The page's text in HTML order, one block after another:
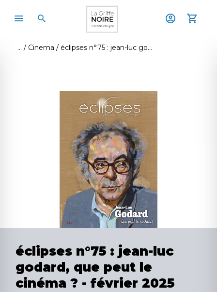
Cinema éclipses n°75 : jean-luc godard, que peut le cinéma ? - février 2025
éclipses n°75 : jean-luc
godard, que peut le
cinéma ? - février 2025